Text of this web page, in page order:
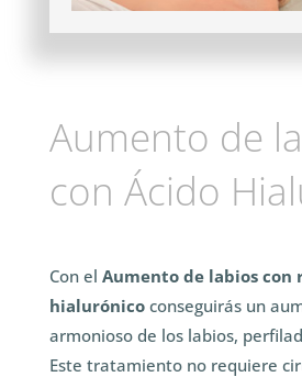
Aumento de
con Ácido
Con el Aumento de labios con
hialurónicoconseguirás un
armonioso de los labios,
Este tratamiento no requiere